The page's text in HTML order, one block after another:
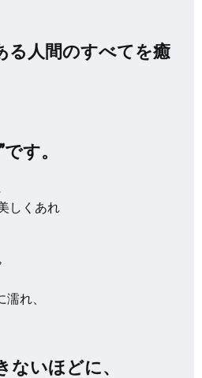
る人間のすべてを癒
す。
しくあれ
れ、
いほどに、